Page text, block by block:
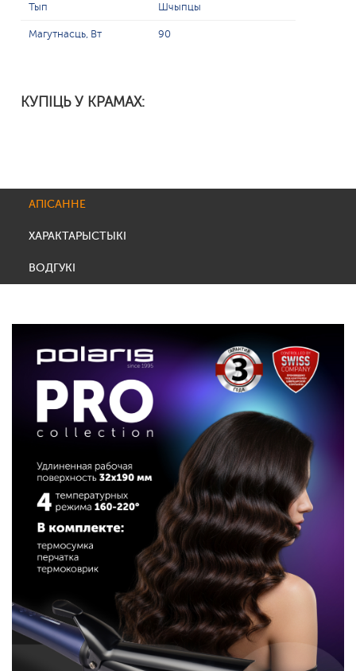
Тып Шчыпцы
Магутнасць, Вт 90
КУПІЦЬ У КРАМАХ:
АПІСАННЕ
ХАРАКТАРЫСТЫКІ
ВОДГУКІ